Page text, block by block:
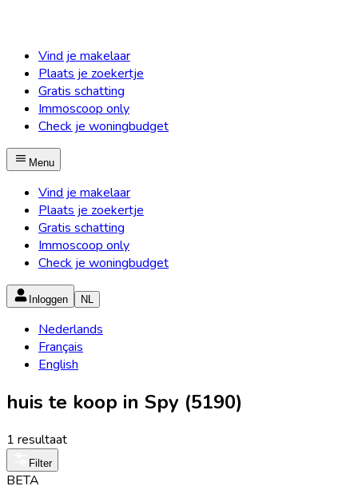
Vind je makelaar
Plaats je zoekertje
Gratis schatting
Immoscoop only
Check je woningbudget
Menu
Vind je makelaar
Plaats je zoekertje
Gratis schatting
Immoscoop only
Check je woningbudget
Inloggen NL
Nederlands
Français
English
huis te koop in Spy (5190)
1 resultaat
Filter
BETA